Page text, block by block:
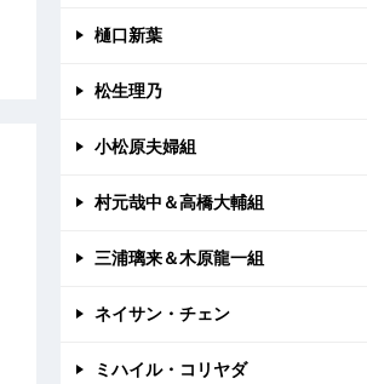
樋口新葉
松生理乃
小松原夫婦組
村元哉中＆高橋大輔組
三浦璃来＆木原龍一組
ネイサン・チェン
ミハイル・コリヤダ